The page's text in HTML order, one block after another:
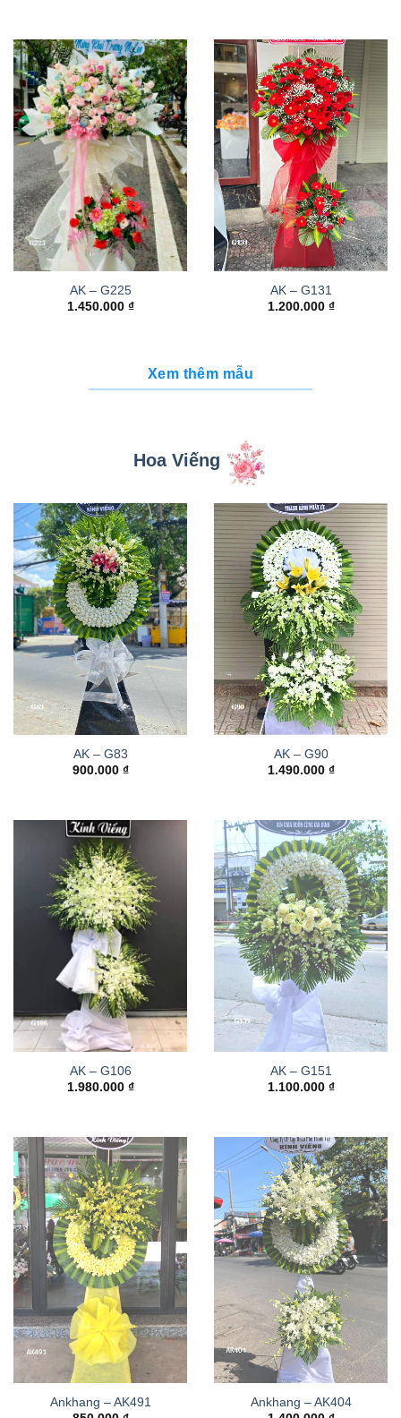
AK – G225
1.450.000 ₫
AK – G131
1.200.000 ₫
Xem thêm mẫu
Hoa Viếng
AK – G83
900.000 ₫
AK – G90
1.490.000 ₫
AK – G106
1.980.000 ₫
AK – G151
1.100.000 ₫
Ankhang – AK491
Ankhang – AK404